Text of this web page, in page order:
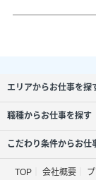
エリアからお仕事を探
職種からお仕事を探す
こだわり条件からお仕
TOP 会社概要